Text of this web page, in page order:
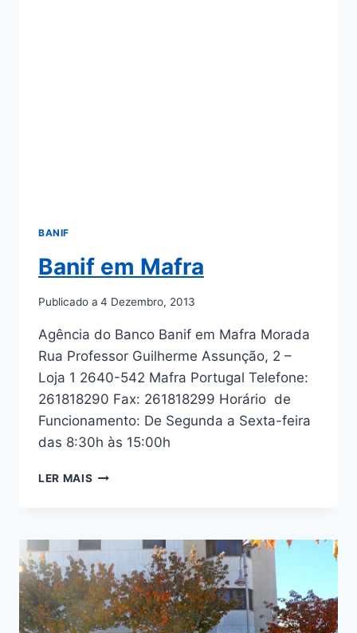
BANIF
Banif em Mafra
Publicado a 4 Dezembro, 2013
Agência do Banco Banif em Mafra Morada
Rua Professor Guilherme Assunção, 2 –
Loja 1 2640-542 Mafra Portugal Telefone:
261818290 Fax: 261818299 Horário de
Funcionamento: De Segunda a Sexta-feira
das 8:30h às 15:00h
LER MAIS BANIF